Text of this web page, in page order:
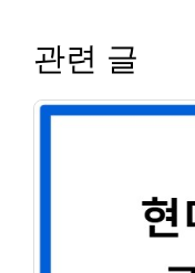
관련 글